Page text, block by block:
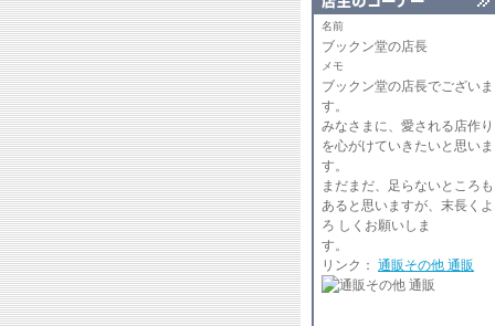
名前
ブックン堂の店長
メモ
ブックン堂の店長でございま
みなさまに、愛される店作り
を心がけていきたいと思いま
まだまだ、足らないところも
あると思いますが、末長くよ
ろ しくお願いしま
リンク： 通販その他 通販